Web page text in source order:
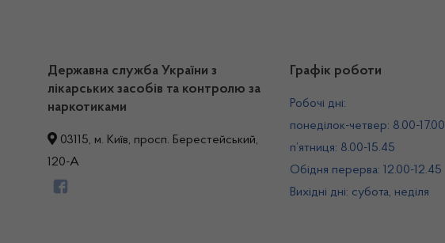
Державна служба України з
лікарських засобів та контролю за
наркотиками
03115, м. Київ, просп. Берестейський,
120-А
Графік роботи
Робочі дні:
понеділок-четвер: 8.00-17.00
п’ятниця: 8.00-15.45
Обідня перерва: 12.00-12.45
Вихідні дні: субота, неділя